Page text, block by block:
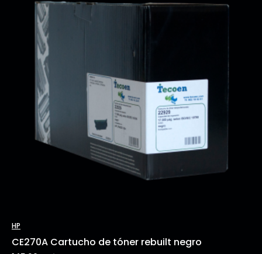
HP
CE270A Cartucho de tóner rebuilt negro